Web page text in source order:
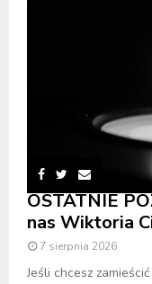
OSTATNIE
nas Wiktoria
7 sierpnia 2026
Jeśli chcesz